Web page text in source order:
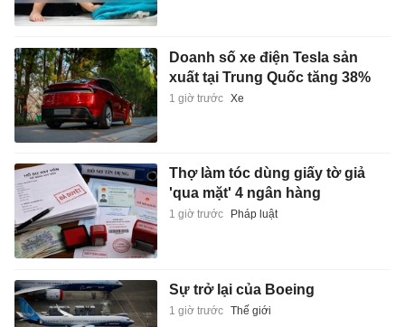
Doanh số xe điện Tesla sản
xuất tại Trung Quốc tăng 38%
1 giờ trước Xe
Thợ làm tóc dùng giấy tờ giả
'qua mặt' 4 ngân hàng
1 giờ trước Pháp luật
Sự trở lại của Boeing
1 giờ trước Thế giới